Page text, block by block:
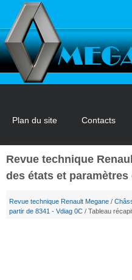
Plan du site Contacts
Revue technique
des états et
Revue technique Renault Megane /
partir de 8341 - Vdiag 0C / Tableau